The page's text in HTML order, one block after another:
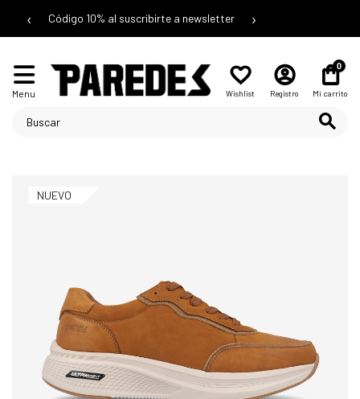
‹ Código 10% al suscribirte a newsletter ›
Menu Wishlist Registro
0
Mi carrito
NUEVO